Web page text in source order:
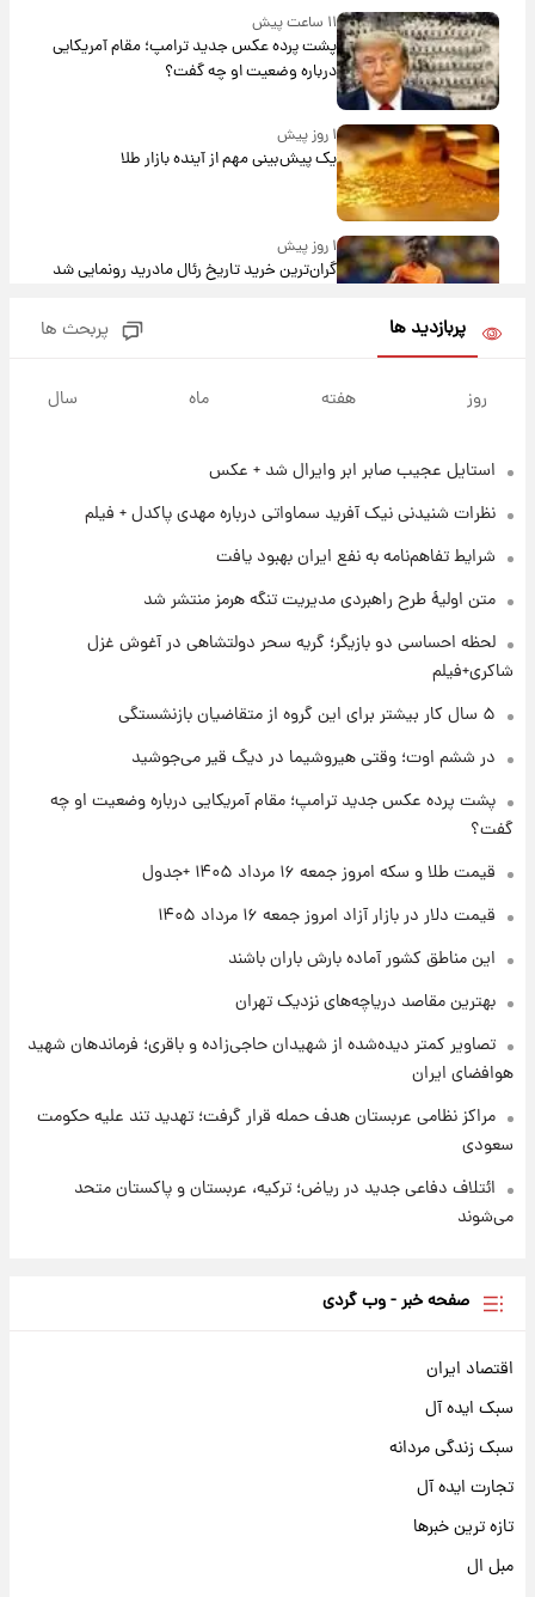
۱۱ ساعت پیش
پشت پرده عکس جدید ترامپ؛ مقام آمریکایی
درباره وضعیت او چه گفت؟
۱ روز پیش
یک پیش‌بینی مهم از آینده بازار طلا
۱ روز پیش
گران‌ترین خرید تاریخ رئال مادرید رونمایی شد
روزها پربارش‌تر خواهند بود؟
۱ روز پیش
شد؛ تیکدری، محبی و سرگیف با اعداد ویژه
جزئیات فعال‌سازی «کیف پول ایران» اعلام
شد+فیلم
تغییر تند قیمت محصولات ایران‌خودرو و سایپا
امروز پنجشنبه ۱۵ مرداد ۱۴۰۵ +جدول
۱ روز پیش
۱ روز پیش
شد
پربازدید ها پربحث ها
روز هفته ماه سال
استایل عجیب صابر ابر وایرال شد + عکس
نظرات شنیدنی نیک آفرید سماواتی درباره مهدی پاکدل + فیلم
شرایط تفاهم‌نامه به نفع ایران بهبود یافت
متن اولیۀ طرح راهبردی مدیریت تنگه هرمز منتشر شد
لحظه احساسی دو بازیگر؛ گریه سحر دولتشاهی در آغوش غزل
شاکری+فیلم
۵ سال کار بیشتر برای این گروه از متقاضیان بازنشستگی
در ششم اوت؛ وقتی هیروشیما در دیگ قیر می‌جوشید
پشت پرده عکس جدید ترامپ؛ مقام آمریکایی درباره وضعیت او چه
گفت؟
قیمت طلا و سکه امروز جمعه ۱۶ مرداد ۱۴۰۵ +جدول
قیمت دلار در بازار آزاد امروز جمعه ۱۶ مرداد ۱۴۰۵
این مناطق کشور آماده بارش باران باشند
بهترین مقاصد دریاچه‌های نزدیک تهران
تصاویر کمتر دیده‌شده از شهیدان حاجی‌زاده و باقری؛ فرماندهان شهید
هوافضای ایران
مراکز نظامی عربستان هدف حمله قرار گرفت؛ تهدید تند علیه حکومت
سعودی
ائتلاف دفاعی جدید در ریاض؛ ترکیه، عربستان و پاکستان متحد
می‌شوند
صفحه خبر - وب گردی
اقتصاد ایران
سبک ایده آل
سبک زندگی مردانه
تجارت ایده آل
تازه ترین خبرها
مبل ال